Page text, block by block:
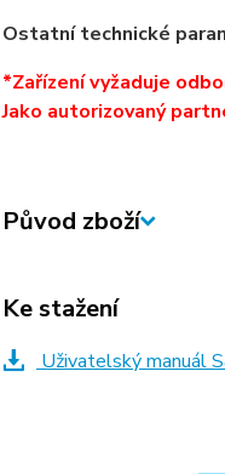
Ostatní technické
*Zařízení vyžaduje
Jako autorizovaný
Původ zboží
Ke stažení
Uživatelský manuál